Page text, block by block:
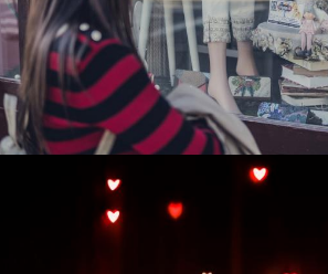
витрины
Смотреть проект